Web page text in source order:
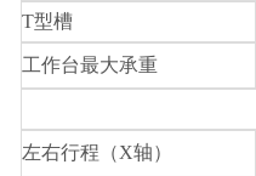
T型槽
工作台最大承重
左右行程（X轴）